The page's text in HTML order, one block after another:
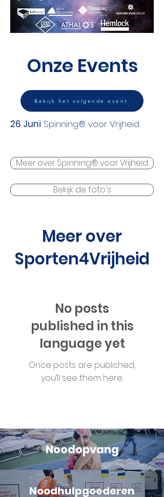
Onze Events
Bekijk het volgende event
26 Juni Spinning® voor Vrijheid
Meer over Spinning® voor Vrijheid
Bekijk de foto's
Meer over
Sporten4Vrijheid
No posts
published in this
language yet
Once posts are published,
you’ll see them here.
Noodopvang
Noodhulpgoederen